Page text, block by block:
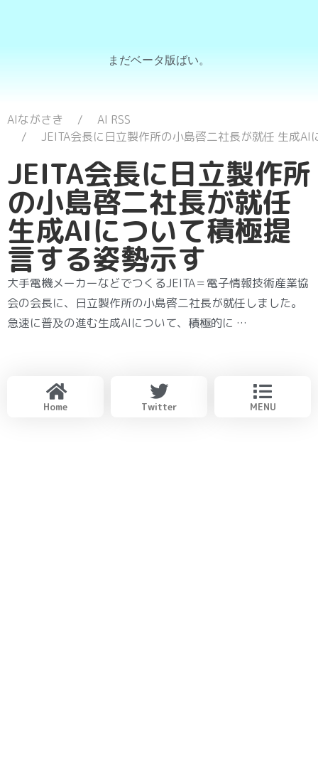
まだベータ版ばい。
AIながさき
AI RSS
JEITA会長に日立製作所の小島啓二社長が就任 生成
JEITA会長に日立製作所
の小島啓二社長が就任
生成AIについて積極提
言する姿勢示す
大手電機メーカーなどでつくるJEITA＝電子情報技術産業協
会の会長に、日立製作所の小島啓二社長が就任しました。
急速に普及の進む生成AIについて、積極的に …
Home Twitter MENU